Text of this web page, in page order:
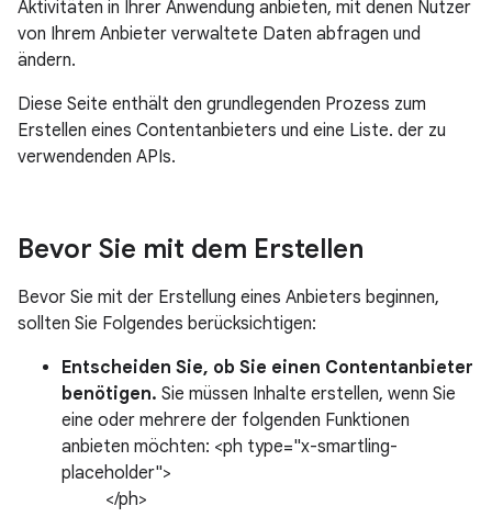
Aktivitäten in Ihrer Anwendung anbieten, mit denen Nutzer
von Ihrem Anbieter verwaltete Daten abfragen und
ändern.
Diese Seite enthält den grundlegenden Prozess zum
Erstellen eines Contentanbieters und eine Liste. der zu
verwendenden APIs.
Bevor Sie mit dem Erstellen
Bevor Sie mit der Erstellung eines Anbieters beginnen,
sollten Sie Folgendes berücksichtigen:
Entscheiden Sie, ob Sie einen Contentanbieter
benötigen. Sie müssen Inhalte erstellen, wenn Sie
eine oder mehrere der folgenden Funktionen
anbieten möchten: <ph type="x-smartling-
placeholder">
</ph>